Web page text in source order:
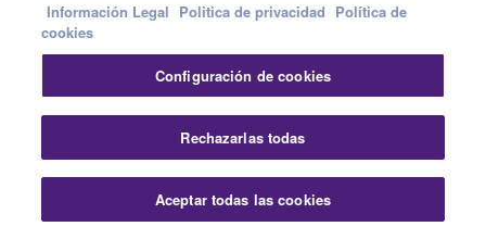
Información Legal Politica de privacidad Política de
cookies
Configuración de cookies
Rechazarlas todas
Aceptar todas las cookies